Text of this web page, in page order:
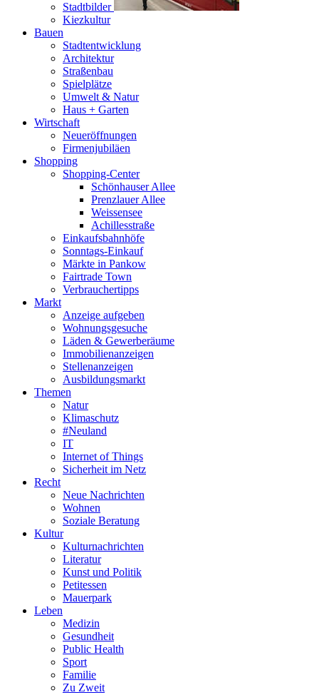
Stadtbilder
Kiezkultur
Bauen
Stadtentwicklung
Architektur
Straßenbau
Spielplätze
Umwelt & Natur
Haus + Garten
Wirtschaft
Neueröffnungen
Firmenjubiläen
Shopping
Shopping-Center
Schönhauser Allee
Prenzlauer Allee
Weissensee
Achillesstraße
Einkaufsbahnhöfe
Sonntags-Einkauf
Märkte in Pankow
Fairtrade Town
Verbrauchertipps
Markt
Anzeige aufgeben
Wohnungsgesuche
Läden & Gewerberäume
Immobilienanzeigen
Stellenanzeigen
Ausbildungsmarkt
Themen
Natur
Klimaschutz
#Neuland
IT
Internet of Things
Sicherheit im Netz
Recht
Neue Nachrichten
Wohnen
Soziale Beratung
Kultur
Kulturnachrichten
Literatur
Kunst und Politik
Petitessen
Mauerpark
Leben
Medizin
Gesundheit
Public Health
Sport
Familie
Zu Zweit